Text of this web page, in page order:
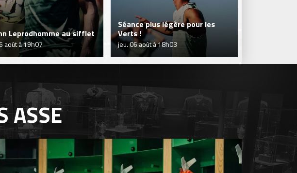
Leprodhomme au sifflet
août à 19h07
Séance plus légère pour les
Verts !
jeu. 06 août à 18h03
ASSE